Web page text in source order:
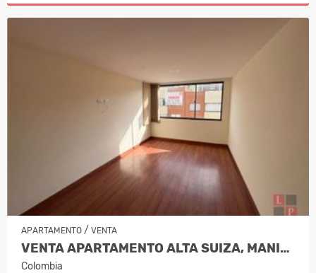
APARTAMENTO / VENTA
VENTA APARTAMENTO ALTA SUIZA, MANIZA…
Colombia